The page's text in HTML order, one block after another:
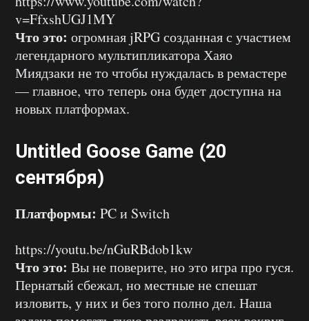
v=FfxshUGJ1MY
Что это: огромная jRPG созданная с участием
легендарного мультипликатора Хаяо
Миядзаки не то чтобы нуждалась в ремастере
— главное, что теперь она будет доступна на
новых платформах.
Untitled Goose Game (20
сентября)
Платформы: PC и Switch
https://youtu.be/nGuRBdob1kw
Что это: Вы не поверите, но это игра про гуся.
Пернатый сбежал, но местные не спешат
изловить, у них и без того полно дел. Наша